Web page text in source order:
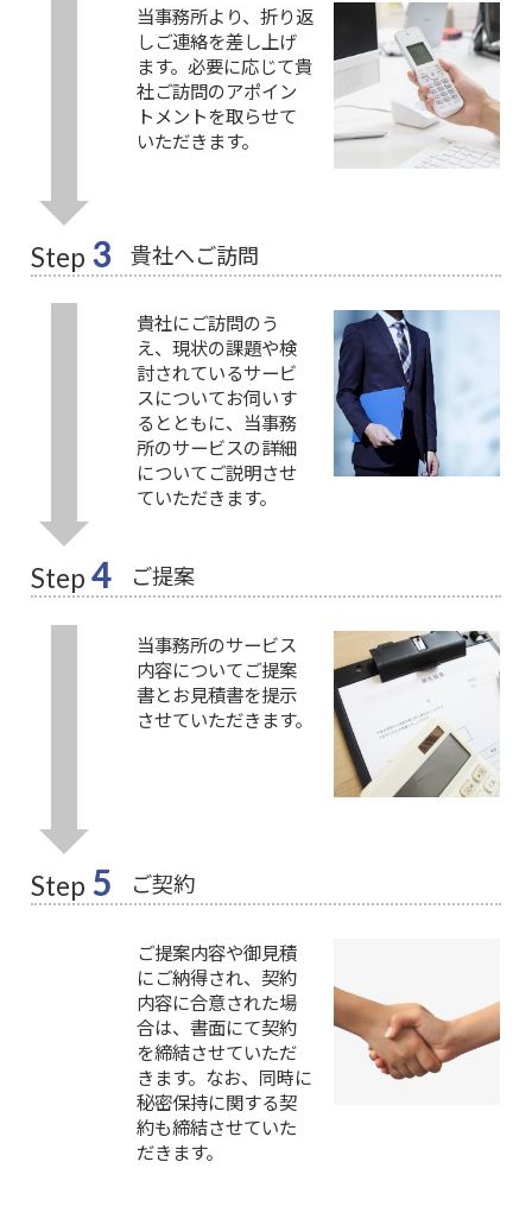
当事務所より、折り返
しご連絡を差し上げ
ます。必要に応じて貴
社ご訪問のアポイン
トメントを取らせて
いただきます。
Step 3 貴社へご訪問
貴社にご訪問のう
え、現状の課題や検
討されているサービ
スについてお伺いす
るとともに、当事務
所のサービスの詳細
についてご説明させ
ていただきます。
Step 4 ご提案
当事務所のサービス
内容についてご提案
書とお見積書を提示
させていただきます。
Step 5 ご契約
ご提案内容や御見積
にご納得され、契約
内容に合意された場
合は、書面にて契約
を締結させていただ
きます。なお、同時に
秘密保持に関する契
約も締結させていた
だきます。